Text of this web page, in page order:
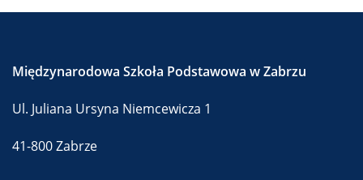
Międzynarodowa Szkoła Podstawowa w Zabrzu
Ul. Juliana Ursyna Niemcewicza 1
41-800 Zabrze